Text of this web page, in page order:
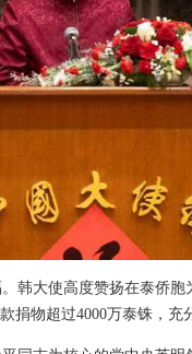
韩大使高度赞扬在泰侨
物超过4000万泰铢，充